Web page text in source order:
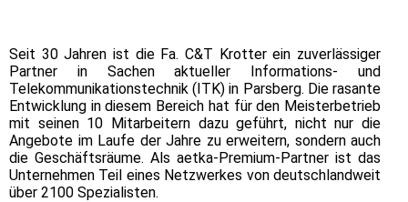
Seit 30 Jahren ist die Fa. C&T Krotter ein zuverlässiger
Partner in Sachen aktueller Informations- und
Telekommunikationstechnik (ITK) in Parsberg. Die rasante
Entwicklung in diesem Bereich hat für den Meisterbetrieb
mit seinen 10 Mitarbeitern dazu geführt, nicht nur die
Angebote im Laufe der Jahre zu erweitern, sondern auch
die Geschäftsräume. Als aetka-Premium-Partner ist das
Unternehmen Teil eines Netzwerkes von deutschlandweit
über 2100 Spezialisten.